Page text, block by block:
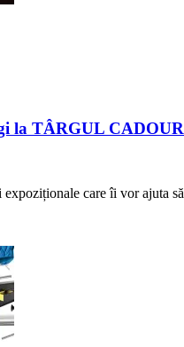
la TÂRGUL
care îi vor